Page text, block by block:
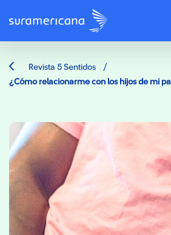
Revista 5 Sentidos /
¿Cómo relacionarme con los hijos de mi